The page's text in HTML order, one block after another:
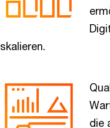
skalieren.
die